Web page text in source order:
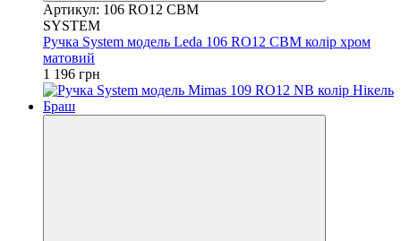
Артикул: 106 RO12 CBM
SYSTEM
Ручка System модель Leda 106 RO12 CBM колір хром
матовий
1 196 грн